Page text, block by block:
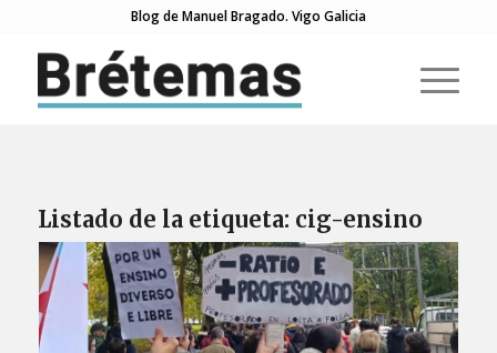
Blog de Manuel Bragado. Vigo Galicia
Listado de la etiqueta: cig-ensino